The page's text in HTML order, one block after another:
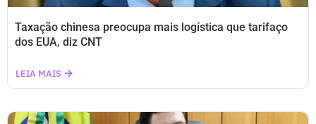
Taxação chinesa preocupa mais logística que tarifaço
dos EUA, diz CNT
LEIA MAIS